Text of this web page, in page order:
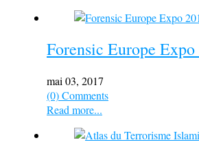
Forensic Europe Expo
mai 03, 2017
(0) Comments
Read more...